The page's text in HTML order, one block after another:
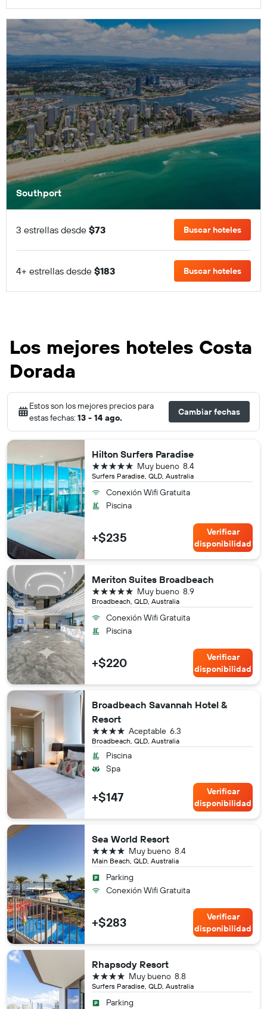
Southport
3 estrellas desde $73 Buscar hoteles
4+ estrellas desde $183 Buscar hoteles
Los mejores hoteles Costa
Dorada
Estos son los mejores precios para
estas fechas: 13 - 14 ago.
Cambiar fechas
Hilton Surfers Paradise
Surfers Paradise, QLD, Australia
8.4
Muy bueno
5 estrellas
Conexión Wifi Gratuita
Piscina
+$235
Verificar
disponibilidad
Meriton Suites Broadbeach
Broadbeach, QLD, Australia
8.9
Muy bueno
5 estrellas
Conexión Wifi Gratuita
Piscina
+$220
Verificar
disponibilidad
Broadbeach Savannah Hotel &
Resort
Broadbeach, QLD, Australia
6.3
Aceptable
4 estrellas
Piscina
Spa
+$147
Verificar
disponibilidad
Sea World Resort
Main Beach, QLD, Australia
8.4
Muy bueno
4 estrellas
Parking
Conexión Wifi Gratuita
+$283
Verificar
disponibilidad
Rhapsody Resort
Surfers Paradise, QLD, Australia
8.8
Muy bueno
4 estrellas
Parking